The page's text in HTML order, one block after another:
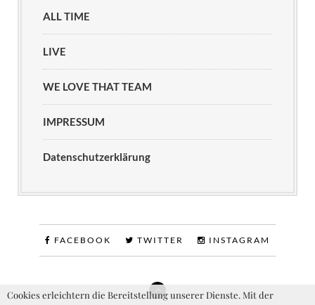
ALL TIME
LIVE
WE LOVE THAT TEAM
IMPRESSUM
Datenschutzerklärung
FACEBOOK TWITTER INSTAGRAM
Cookies erleichtern die Bereitstellung unserer Dienste. Mit der